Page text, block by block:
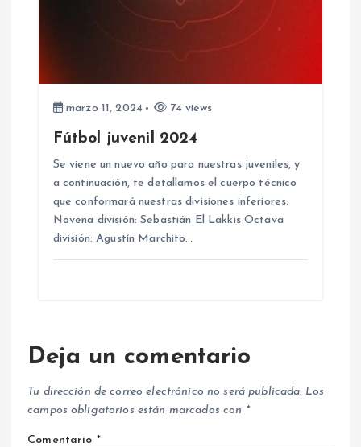
marzo 11, 2024 74 views
Fútbol juvenil 2024
Se viene un nuevo año para nuestras juveniles, y
a continuación, te detallamos el cuerpo técnico
que conformará nuestras divisiones inferiores:
Novena división: Sebastián El Lakkis Octava
división: Agustín Marchito…
Deja un comentario
Tu dirección de correo electrónico no será publicada. Los
campos obligatorios están marcados con *
Comentario *